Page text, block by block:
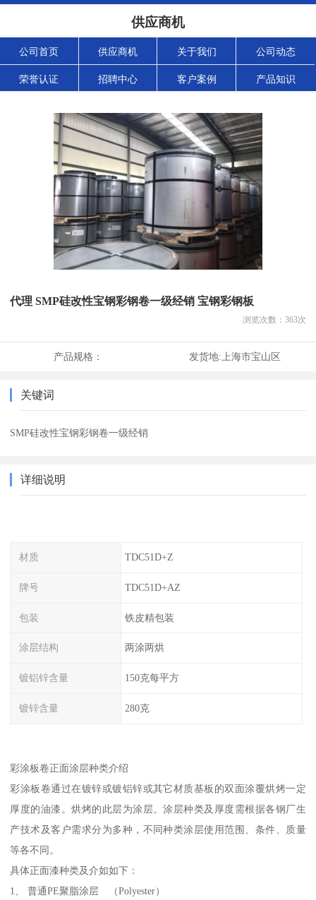
供应商机
公司首页 供应商机 关于我们 公司动态
荣誉认证 招聘中心 客户案例 产品知识
代理 SMP硅改性宝钢彩钢卷一级经销 宝钢彩钢板
浏览次数： 363次
产品规格： 发货地: 上海市宝山区
关键词
SMP硅改性宝钢彩钢卷一级经销
详细说明
材质 TDC51D+Z
牌号 TDC51D+AZ
包装 铁皮精包装
涂层结构 两涂两烘
镀铝锌含量 150克每平方
镀锌含量 280克
彩涂板卷正面涂层种类介绍
彩涂板卷通过在镀锌或镀铝锌或其它材质基板的双面涂覆烘烤一定
厚度的油漆。烘烤的此层为涂层。涂层种类及厚度需根据各钢厂生
产技术及客户需求分为多种，不同种类涂层使用范围、条件、质量
等各不同。
具体正面漆种类及介如如下：
1、 普通PE聚脂涂层 （Polyester）